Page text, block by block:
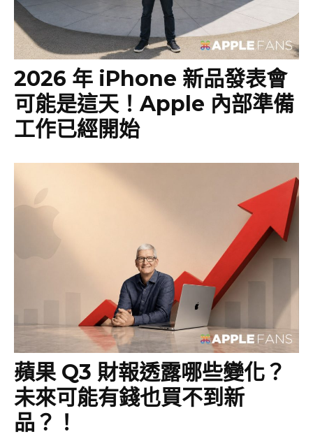
2026 年 iPhone 新品發表會
可能是這天！Apple 內部準備
工作已經開始
蘋果 Q3 財報透露哪些變化？
未來可能有錢也買不到新
品？！